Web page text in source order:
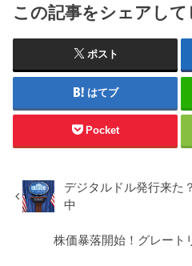
この記事をシェアし
ポスト
はてブ
Pocket
デジタルドル発行来
中
株価暴落開始！グレー